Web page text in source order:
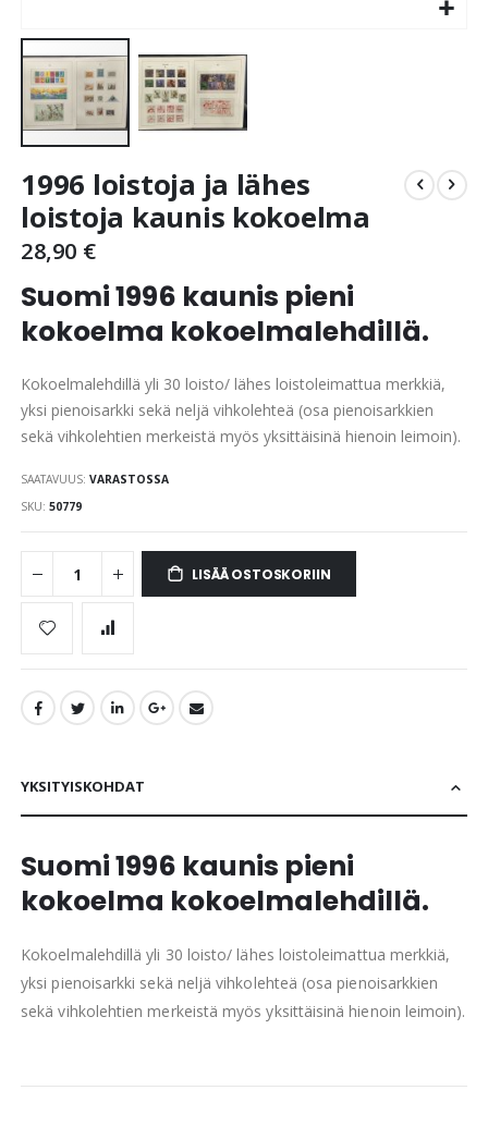
to
the
beginning
of
images
gallery
1996 loistoja ja lähes
loistoja kaunis kokoelma
28,90 €
Suomi 1996 kaunis pieni
kokoelma kokoelmalehdillä.
Kokoelmalehdillä yli 30 loisto/ lähes loistoleimattua merkkiä,
yksi pienoisarkki sekä neljä vihkolehteä (osa pienoisarkkien
sekä vihkolehtien merkeistä myös yksittäisinä hienoin leimoin).
SAATAVUUS: VARASTOSSA
SKU 50779
LISÄÄ OSTOSKORIIN
YKSITYISKOHDAT
Suomi 1996 kaunis pieni
kokoelma kokoelmalehdillä.
Kokoelmalehdillä yli 30 loisto/ lähes loistoleimattua merkkiä,
yksi pienoisarkki sekä neljä vihkolehteä (osa pienoisarkkien
sekä vihkolehtien merkeistä myös yksittäisinä hienoin leimoin).